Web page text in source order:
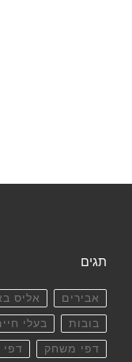
תגים
אבירים אליס
בובות בעלי
דפי משחק דפי